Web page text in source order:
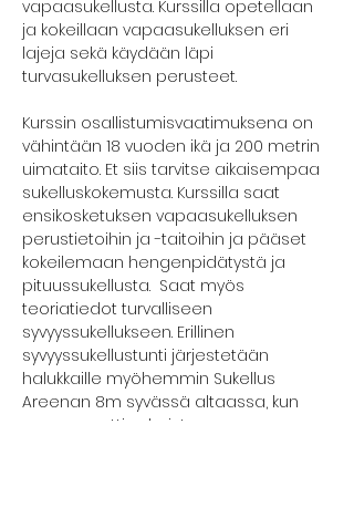
vapaasukellusta. Kurssilla opetellaan
ja kokeillaan vapaasukelluksen eri
lajeja sekä käydään läpi
turvasukelluksen perusteet.
Kurssin osallistumisvaatimuksena on
vähintään 18 vuoden ikä ja 200 metrin
uimataito. Et siis tarvitse aikaisempaa
sukelluskokemusta. Kurssilla saat
ensikosketuksen vapaasukelluksen
perustietoihin ja -taitoihin ja pääset
kokeilemaan hengenpidätystä ja
pituussukellusta.  Saat myös
teoriatiedot turvalliseen
syvyyssukellukseen. Erillinen
syvyyssukellustunti järjestetään
halukkaille myöhemmin Sukellus
Areenan 8m syvässä altaassa, kun
sen remontti valmistuu